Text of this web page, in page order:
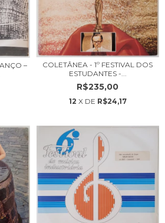
–
COLETÂNEA - 1º FESTIVAL DOS
ESTUDANTES -...
R$235,00
12 X DE R$24,17